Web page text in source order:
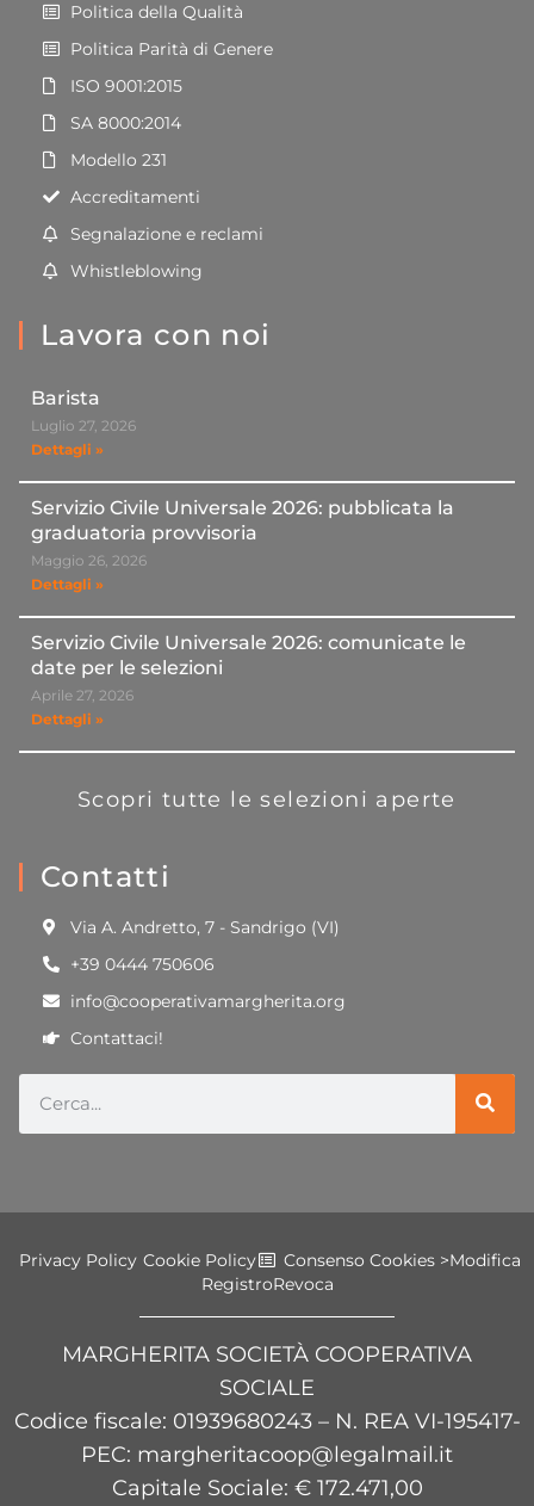
Politica della Qualità
Politica Parità di Genere
ISO 9001:2015
SA 8000:2014
Modello 231
Accreditamenti
Segnalazione e reclami
Whistleblowing
Lavora con noi
Barista
Luglio 27, 2026
Dettagli »
Servizio Civile Universale 2026: pubblicata la
graduatoria provvisoria
Maggio 26, 2026
Dettagli »
Servizio Civile Universale 2026: comunicate le
date per le selezioni
Aprile 27, 2026
Dettagli »
Scopri tutte le selezioni aperte
Contatti
Via A. Andretto, 7 - Sandrigo (VI)
+39 0444 750606
info@cooperativamargherita.org
Contattaci!
Privacy Policy Cookie Policy Consenso Cookies >Modifica
RegistroRevoca
MARGHERITA SOCIETÀ COOPERATIVA
SOCIALE
Codice fiscale: 01939680243 – N. REA VI-195417-
PEC: margheritacoop@legalmail.it
Capitale Sociale: € 172.471,00